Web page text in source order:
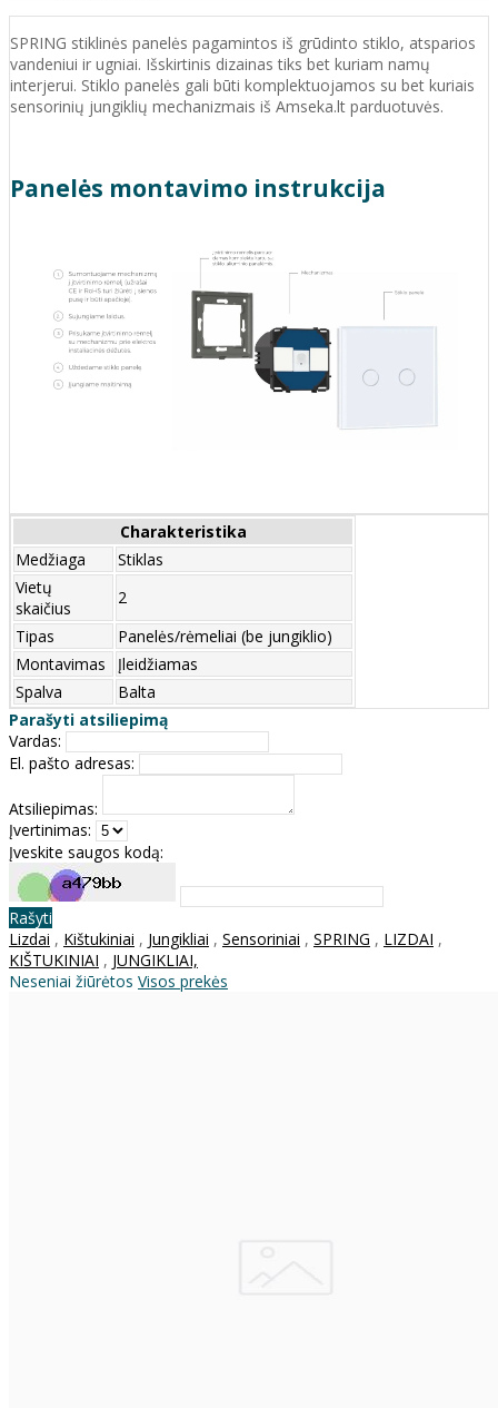
SPRING stiklinės panelės pagamintos iš grūdinto stiklo, atsparios
vandeniui ir ugniai. Išskirtinis dizainas tiks bet kuriam namų
interjerui. Stiklo panelės gali būti komplektuojamos su bet kuriais
sensorinių jungiklių mechanizmais iš Amseka.lt parduotuvės.
Panelės montavimo instrukcija
Charakteristika
Medžiaga
Stiklas
Vietų
skaičius
2
Tipas
Panelės/rėmeliai (be jungiklio)
Montavimas
Įleidžiamas
Spalva
Balta
Parašyti atsiliepimą
Vardas:
El. pašto adresas:
Atsiliepimas:
Įvertinimas:
Įveskite saugos kodą:
Rašyti
Lizdai , Kištukiniai , Jungikliai , Sensoriniai , SPRING , LIZDAI ,
KIŠTUKINIAI , JUNGIKLIAI,
Neseniai žiūrėtos Visos prekės